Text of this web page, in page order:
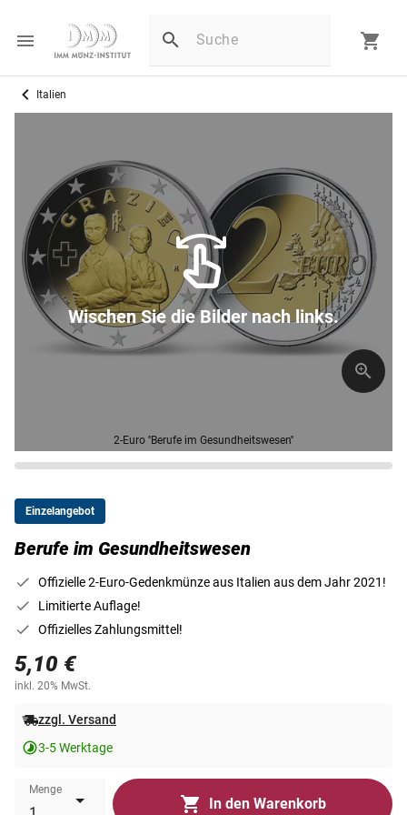
Italien
2-Euro ''Berufe im Gesundheitswesen''
Wischen Sie die Bilder nach links.
Einzelangebot
Berufe im Gesundheitswesen
Offizielle 2-Euro-Gedenkmünze aus Italien aus dem Jahr 2021!
Limitierte Auflage!
Offizielles Zahlungsmittel!
5,10 €
inkl. 20% MwSt.
zzgl. Versand
3-5 Werktage
Menge
In den Warenkorb